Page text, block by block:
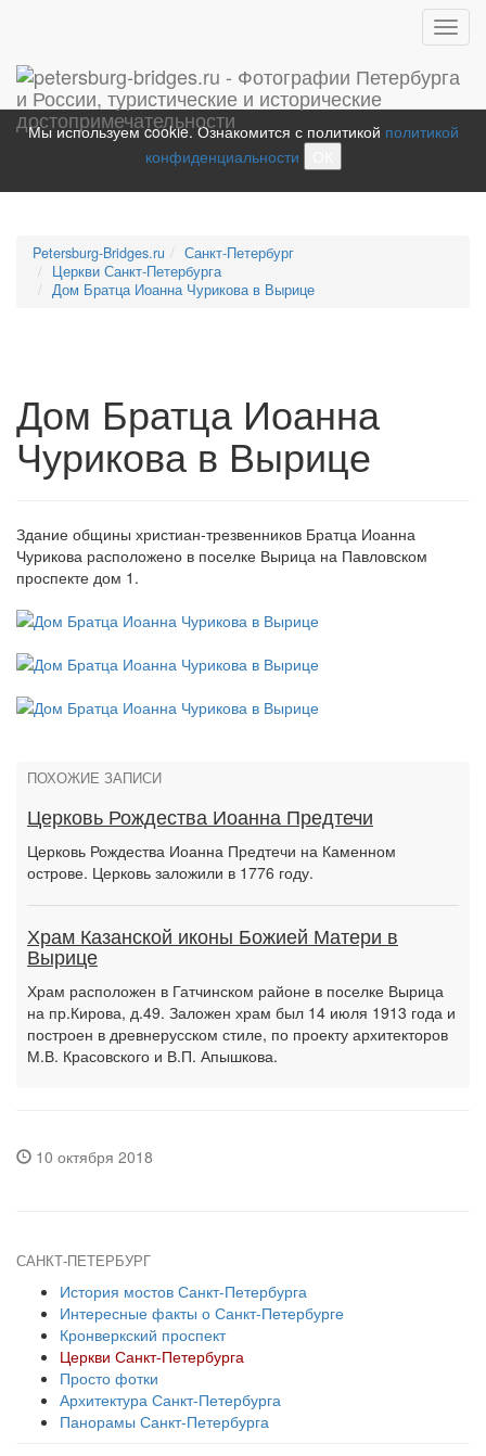
Мы используем cookie. Ознакомится с политикой политикой
конфиденциальности
Petersburg-Bridges.ru
Санкт-Петербург
Церкви Санкт-Петербурга
Дом Братца Иоанна Чурикова в Вырице
Дом Братца Иоанна
Чурикова в Вырице
Здание общины христиан-трезвенников Братца Иоанна
Чурикова расположено в поселке Вырица на Павловском
проспекте дом 1.
ПОХОЖИЕ ЗАПИСИ
Церковь Рождества Иоанна Предтечи
Церковь Рождества Иоанна Предтечи на Каменном
острове. Церковь заложили в 1776 году.
Храм Казанской иконы Божией Матери в
Вырице
Храм расположен в Гатчинском районе в поселке Вырица
на пр.Кирова, д.49. Заложен храм был 14 июля 1913 года и
построен в древнерусском стиле, по проекту архитекторов
М.В. Красовского и В.П. Апышкова.
10 октября 2018
САНКТ-ПЕТЕРБУРГ
История мостов Санкт-Петербурга
Интересные факты о Санкт-Петербурге
Кронверкский проспект
Церкви Санкт-Петербурга
Просто фотки
Архитектура Санкт-Петербурга
Панорамы Санкт-Петербурга